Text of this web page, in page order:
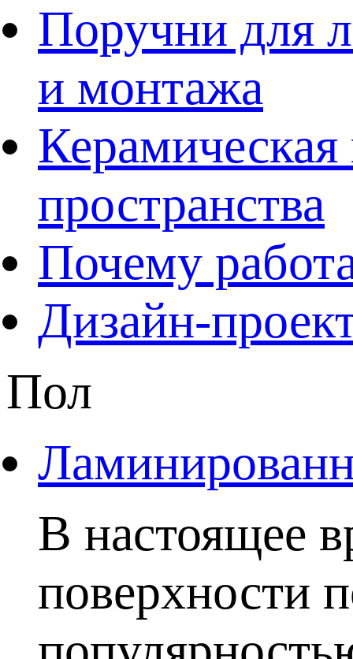
Поручни для
и монтажа
пространства
Почему
Дизайн-
Пол
В настоящее
поверхности